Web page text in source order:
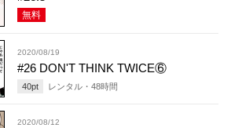
無料
2020/08/19
#26 DON'T THINK TWICE⑥
40pt レンタル・ 48時間
2020/08/12